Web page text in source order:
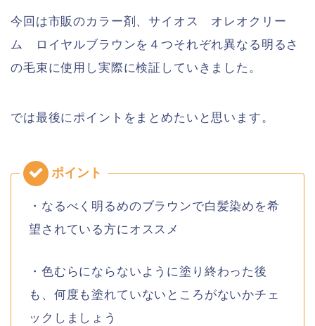
今回は市販のカラー剤、サイオス オレオクリー
ム ロイヤルブラウンを４つそれぞれ異なる明るさ
の毛束に使用し実際に検証していきました。
では最後にポイントをまとめたいと思います。
・なるべく明るめのブラウンで白髪染めを希
望されている方にオススメ
・色むらにならないように塗り終わった後
も、何度も塗れていないところがないかチェ
ックしましょう